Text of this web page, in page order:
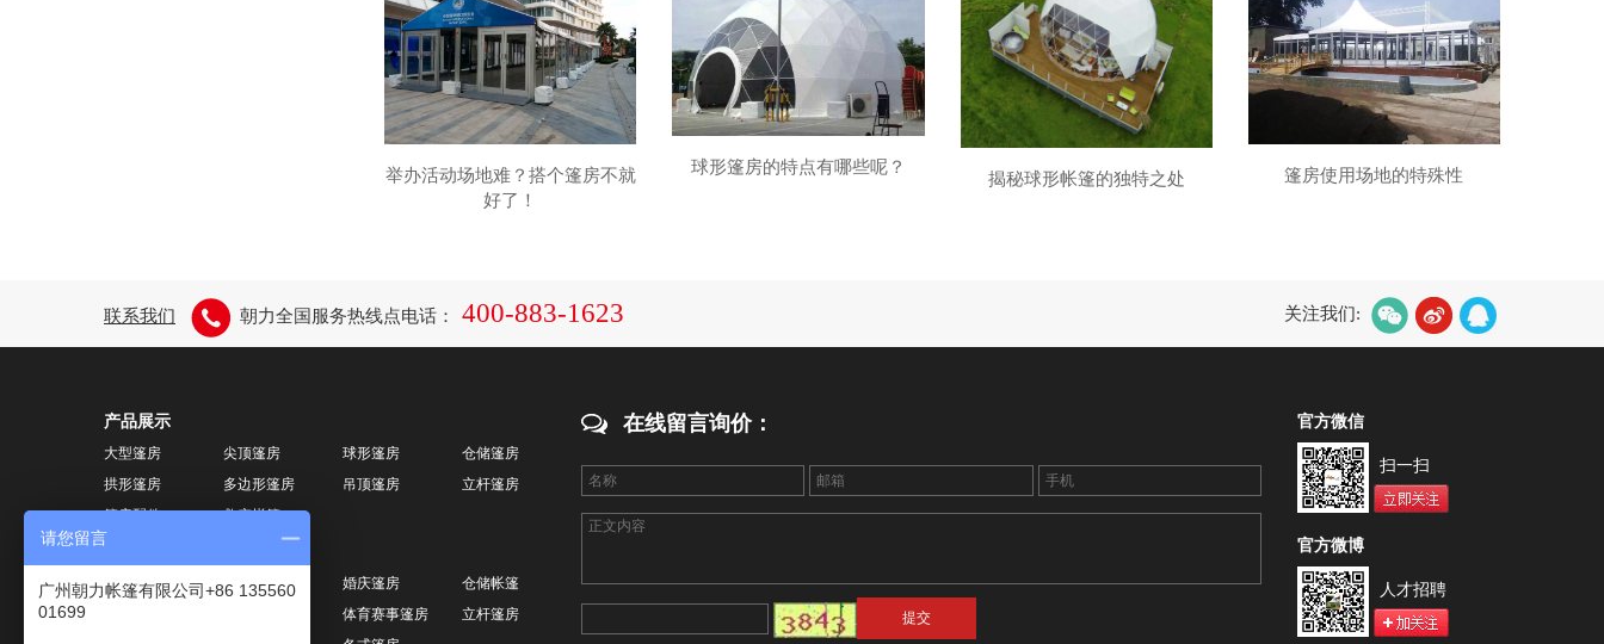
举办活动场地难？搭个篷房不就
好了！
球形篷房的特点有哪些呢？
揭秘球形帐篷的独特之处 篷房使用场地的特殊性
联系我们 朝力全国服务热线点电话： 400-883-1623 关注我们:
产品展示
大型篷房 尖顶篷房 球形篷房
仓储篷房
拱形篷房
多边形篷房 吊顶篷房
立杆篷房
篷房配件
救灾帐篷
活动篷房 展览篷房 婚庆篷房
仓储帐篷
体育赛事篷房
立杆篷房
在线留言询价： 官方微信
扫一扫
官方微博
人才招聘
请您留言
广州朝力帐篷有限公司+86 135560
01699